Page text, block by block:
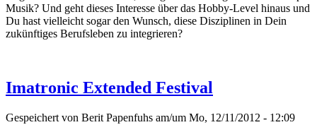
Musik? Und geht dieses Interesse über das Hobby-Level hinaus und
Du hast vielleicht sogar den Wunsch, diese Disziplinen in Dein
zukünftiges Berufsleben zu integrieren?
Imatronic Extended Festival
Gespeichert von Berit Papenfuhs am/um Mo, 12/11/2012 - 12:09